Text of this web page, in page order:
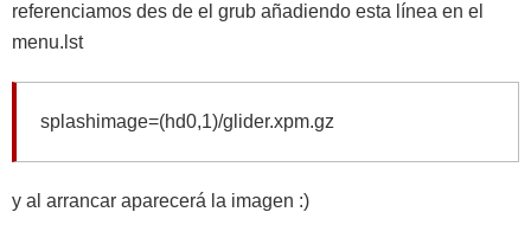
referenciamos des de el grub añadiendo esta línea en el
menu.lst
splashimage=(hd0,1)/glider.xpm.gz
y al arrancar aparecerá la imagen :)